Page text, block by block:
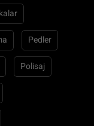
Pedler
Polisaj